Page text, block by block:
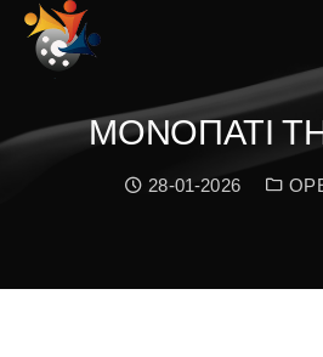
ΜΟΝΟΠΑΤΙ
Date:
28-01-2026